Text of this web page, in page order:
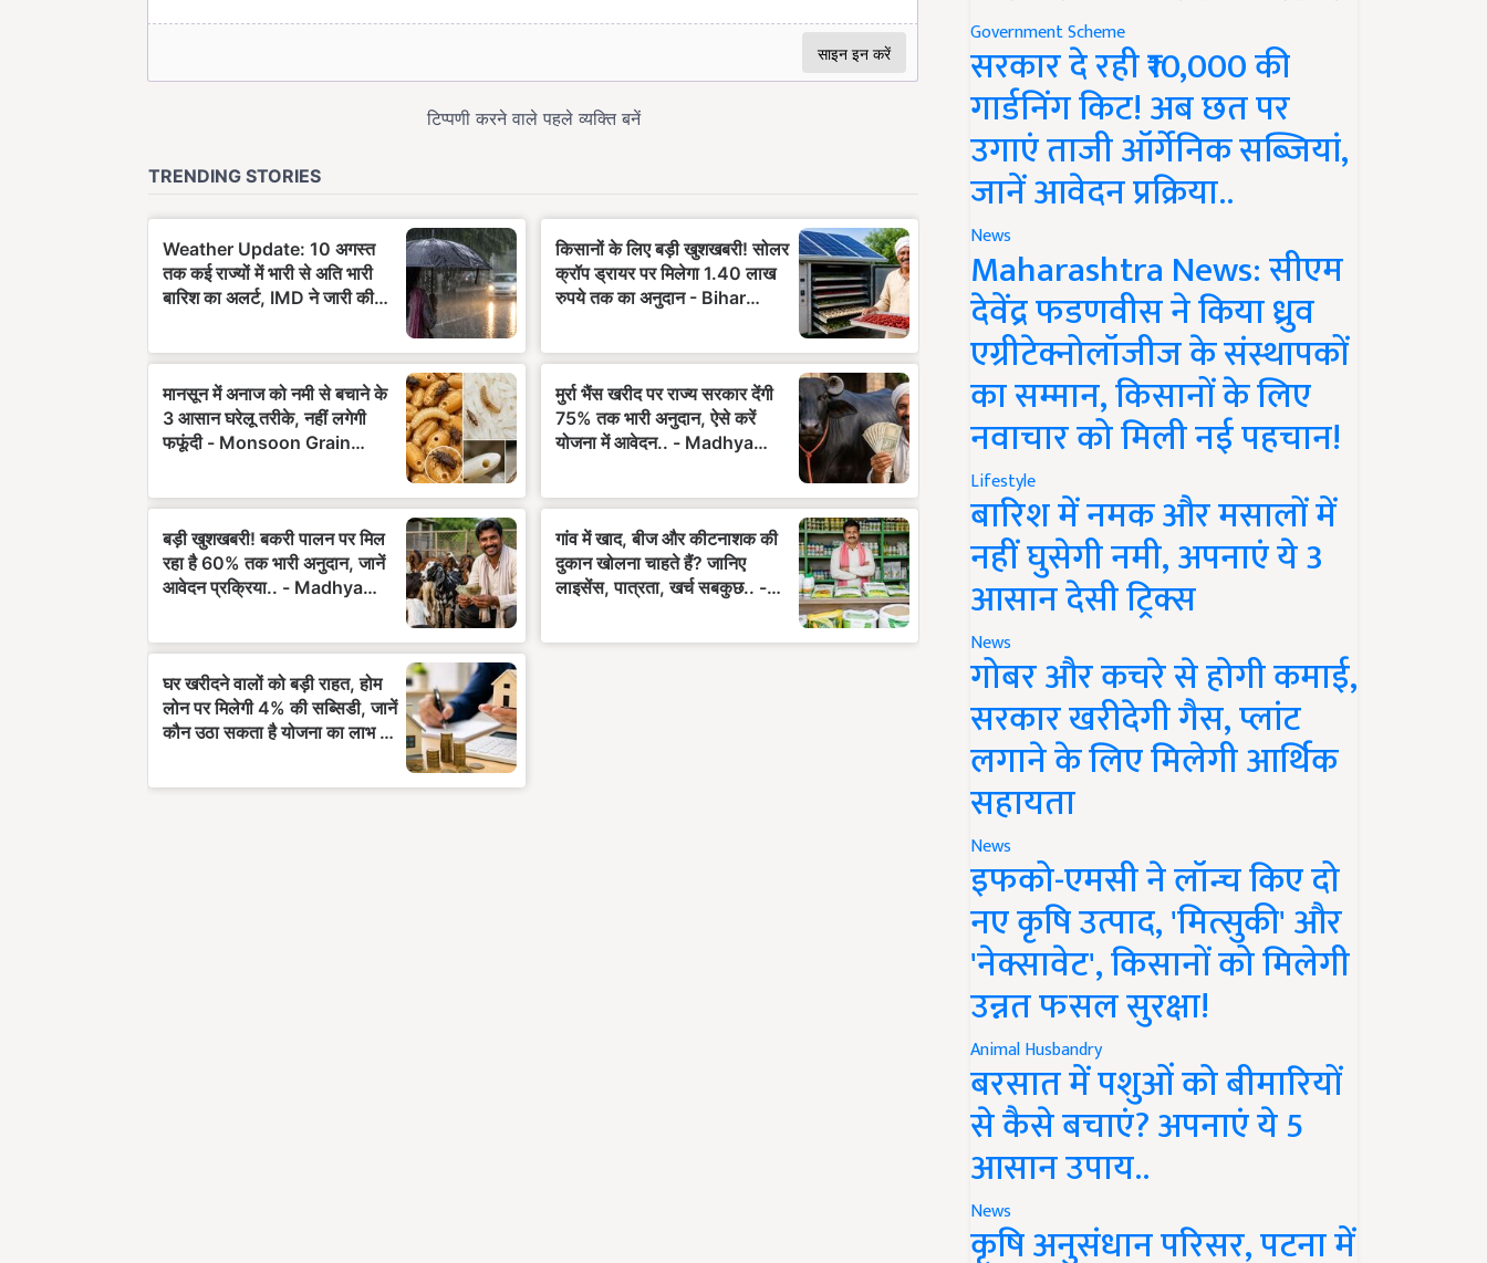
Government Scheme
सरकार दे रही ₹10,000 की
गार्डनिंग किट! अब छत पर
उगाएं ताजी ऑर्गेनिक सब्जियां,
जानें आवेदन प्रक्रिया..
News
Maharashtra News: सीएम
देवेंद्र फडणवीस ने किया ध्रुव
एग्रीटेक्नोलॉजीज के संस्थापकों
का सम्मान, किसानों के लिए
नवाचार को मिली नई पहचान!
Lifestyle
बारिश में नमक और मसालों में
नहीं घुसेगी नमी, अपनाएं ये 3
आसान देसी ट्रिक्स
News
गोबर और कचरे से होगी कमाई,
सरकार खरीदेगी गैस, प्लांट
लगाने के लिए मिलेगी आर्थिक
सहायता
News
इफको-एमसी ने लॉन्च किए दो
नए कृषि उत्पाद, 'मित्सुकी' और
'नेक्सावेट', किसानों को मिलेगी
उन्नत फसल सुरक्षा!
Animal Husbandry
बरसात में पशुओं को बीमारियों
से कैसे बचाएं? अपनाएं ये 5
आसान उपाय..
News
कृषि अनुसंधान परिसर, पटना में